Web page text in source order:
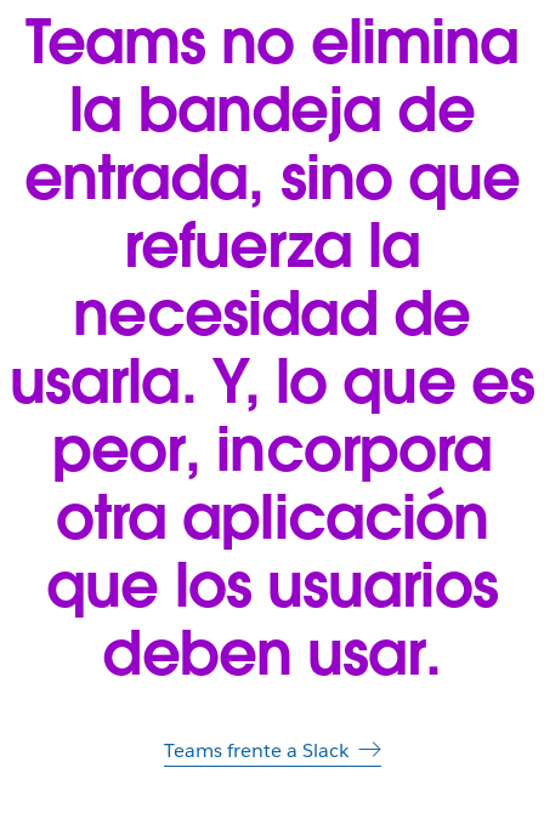
Teams no elimina
la bandeja de
entrada, sino que
refuerza la
necesidad de
usarla. Y, lo que es
peor, incorpora
otra aplicación
que los usuarios
deben usar.
Teams frente a Slack